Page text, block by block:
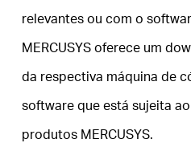
relevantes ou com o
MERCUSYS oferece um
da respectiva máquina de
software que está sujeita
produtos MERCUSYS.